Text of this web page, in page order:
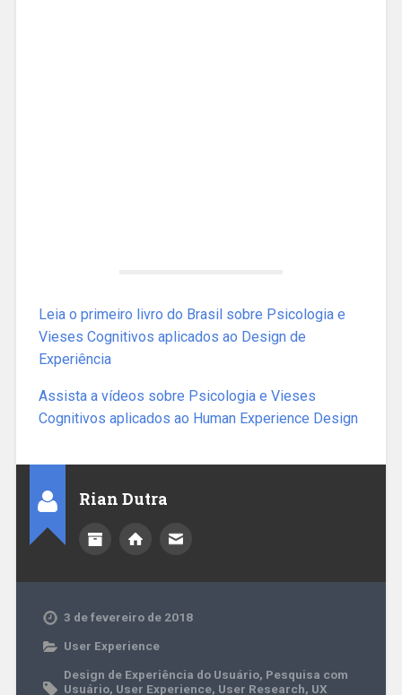
Leia o primeiro livro do Brasil sobre Psicologia e
Vieses Cognitivos aplicados ao Design de
Experiência
Assista a vídeos sobre Psicologia e Vieses
Cognitivos aplicados ao Human Experience Design
Rian Dutra
3 de fevereiro de 2018
User Experience
Design de Experiência do Usuário, Pesquisa com
Usuário, User Experience, User Research, UX